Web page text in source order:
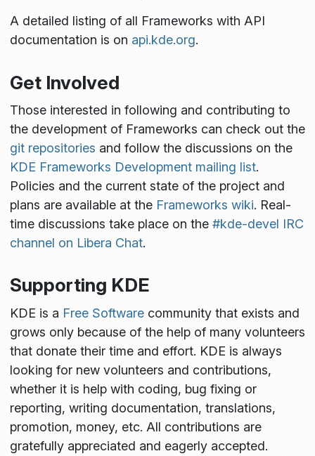
A detailed listing of all Frameworks with API
documentation is on api.kde.org.
Get Involved
Those interested in following and contributing to
the development of Frameworks can check out the
git repositories and follow the discussions on the
KDE Frameworks Development mailing list.
Policies and the current state of the project and
plans are available at the Frameworks wiki. Real-
time discussions take place on the #kde-devel IRC
channel on Libera Chat.
Supporting KDE
KDE is a Free Softwarecommunity that exists and
grows only because of the help of many volunteers
that donate their time and effort. KDE is always
looking for new volunteers and contributions,
whether it is help with coding, bug fixing or
reporting, writing documentation, translations,
promotion, money, etc. All contributions are
gratefully appreciated and eagerly accepted.